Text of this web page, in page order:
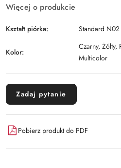
Więcej o produkcie
Kształt piórka: Standard N02
Kolor:
Czarny, Żółty,
Multicolor
Zadaj pytanie
Pobierz produkt do PDF